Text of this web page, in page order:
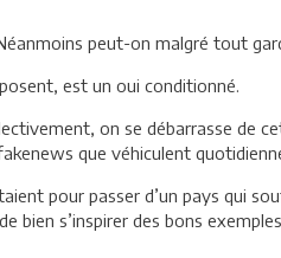
peut-on malgré tout
est un oui conditionné.
on se débarrasse de
que véhiculent
pour passer d’un pays qui
bien s’inspirer des bons